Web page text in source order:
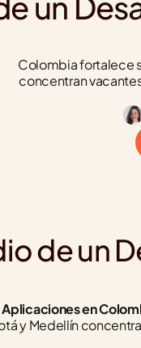
Colombia fortalece
concentran
de un
en
y Medellín